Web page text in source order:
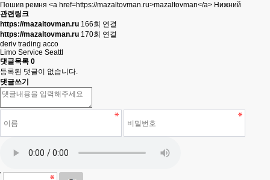
Пошив ремня <a href=https://mazaltovman.ru>mazaltovman</a> Нижний
관련링크
https://mazaltovman.ru 166회 연결
https://mazaltovman.ru 170회 연결
deriv trading acco
Limo Service Seattl
댓글목록 0
등록된 댓글이 없습니다.
댓글쓰기